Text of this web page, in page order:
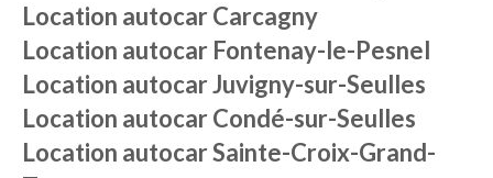
Location autocarCarcagny
Location autocar Fontenay-le-Pesnel
Location autocarJuvigny-sur-Seulles
Location autocarCondé-sur-Seulles
Location autocarSainte-Croix-Grand-